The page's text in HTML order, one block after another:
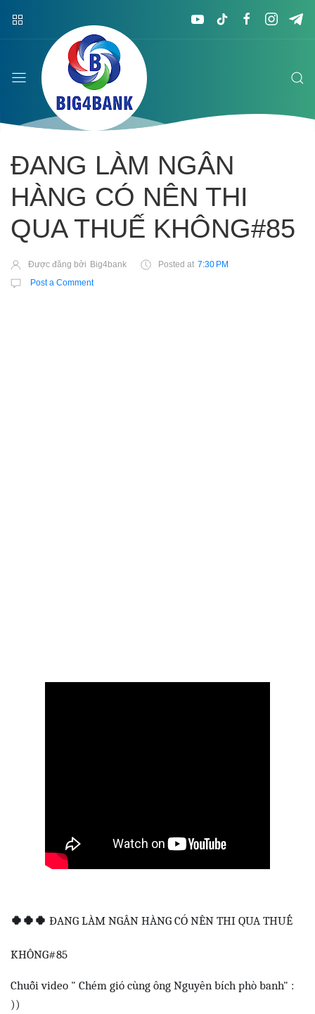
ĐANG LÀM NGÂN
HÀNG CÓ NÊN THI
QUA THUẾ KHÔNG#85
Được đăng bởi Big4bank Posted at 7:30 PM
Post a Comment
🍀 🍀 🍀 ĐANG LÀM NGÂN HÀNG CÓ NÊN THI QUA THUẾ
KHÔNG#85
Chuỗi video " Chém gió cùng ông Nguyên bích phò banh" :
))